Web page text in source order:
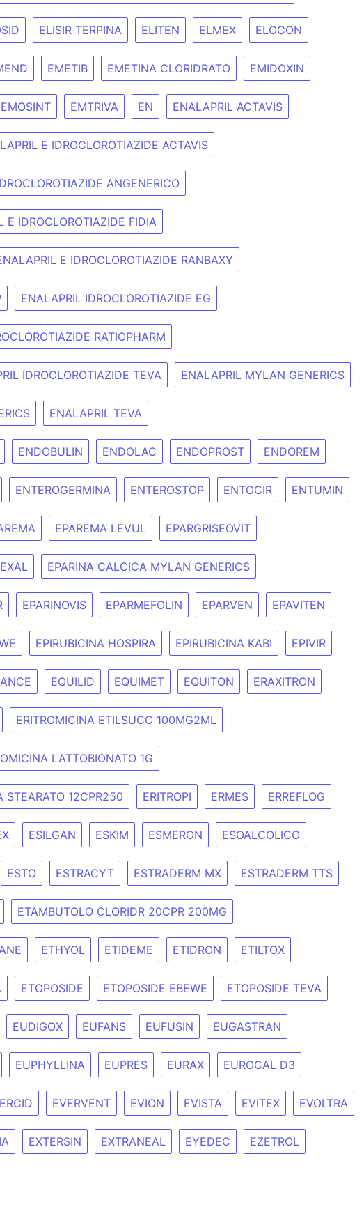
ELISIR TERPINA ELITEN ELMEX ELOCON
EMETIB EMETINA CLORIDRATO EMIDOXIN
EMOSINT EMTRIVA EN ENALAPRIL ACTAVIS
E IDROCLOROTIAZIDE ACTAVIS
ANGENERICO
E IDROCLOROTIAZIDE FIDIA
E IDROCLOROTIAZIDE RANBAXY
ENALAPRIL IDROCLOROTIAZIDE EG
RATIOPHARM
IDROCLOROTIAZIDE TEVA ENALAPRIL MYLAN GENERICS
ENALAPRIL TEVA
ENDOBULIN ENDOLAC ENDOPROST ENDOREM
ENTEROGERMINA ENTEROSTOP ENTOCIR ENTUMIN
EPAREMA LEVUL EPARGRISEOVIT
EPARINA CALCICA MYLAN GENERICS
EPARINOVIS EPARMEFOLIN EPARVEN EPAVITEN
EPIRUBICINA HOSPIRA EPIRUBICINA KABI EPIVIR
EQUILID EQUIMET EQUITON ERAXITRON
ERITROMICINA ETILSUCC 100MG2ML
LATTOBIONATO 1G
STEARATO 12CPR250 ERITROPI ERMES ERREFLOG
ESILGAN ESKIM ESMERON ESOALCOLICO
ESTO ESTRACYT ESTRADERM MX ESTRADERM TTS
ETAMBUTOLO CLORIDR 20CPR 200MG
ETHYOL ETIDEME ETIDRON ETILTOX
ETOPOSIDE ETOPOSIDE EBEWE ETOPOSIDE TEVA
EUDIGOX EUFANS EUFUSIN EUGASTRAN
EUPHYLLINA EUPRES EURAX EUROCAL D3
EVERVENT EVION EVISTA EVITEX EVOLTRA
EXTERSIN EXTRANEAL EYEDEC EZETROL